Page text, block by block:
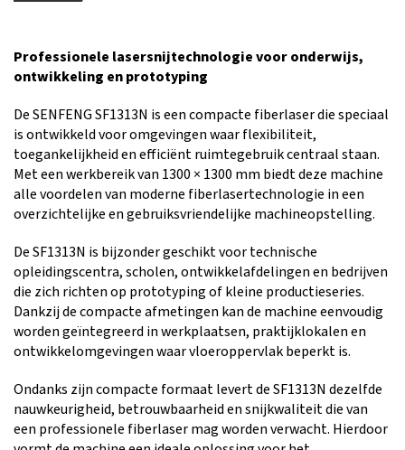
Professionele lasersnijtechnologie voor onderwijs,
ontwikkeling en prototyping
De SENFENG SF1313N is een compacte fiberlaser die speciaal
is ontwikkeld voor omgevingen waar flexibiliteit,
toegankelijkheid en efficiënt ruimtegebruik centraal staan.
Met een werkbereik van 1300 × 1300 mm biedt deze machine
alle voordelen van moderne fiberlasertechnologie in een
overzichtelijke en gebruiksvriendelijke machineopstelling.
De SF1313N is bijzonder geschikt voor technische
opleidingscentra, scholen, ontwikkelafdelingen en bedrijven
die zich richten op prototyping of kleine productieseries.
Dankzij de compacte afmetingen kan de machine eenvoudig
worden geïntegreerd in werkplaatsen, praktijklokalen en
ontwikkelomgevingen waar vloeroppervlak beperkt is.
Ondanks zijn compacte formaat levert de SF1313N dezelfde
nauwkeurigheid, betrouwbaarheid en snijkwaliteit die van
een professionele fiberlaser mag worden verwacht. Hierdoor